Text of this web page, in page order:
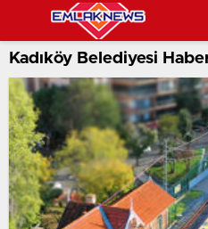
Kadıköy Belediyesi